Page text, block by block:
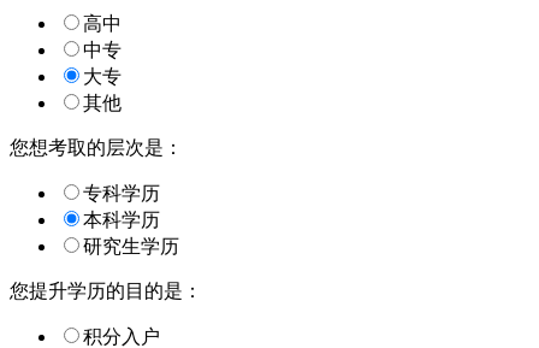
高中
中专
大专
其他
您想考取的层次是：
专科学历
本科学历
研究生学历
您提升学历的目的是：
积分入户